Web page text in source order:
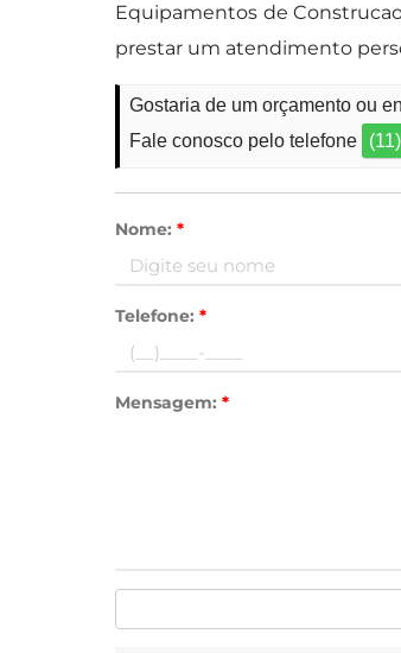
Equipamentos de
prestar um atendimento
Gostaria de um orçamento ou
Fale conosco pelo telefone
Nome:*
Telefone:*
Mensagem:*